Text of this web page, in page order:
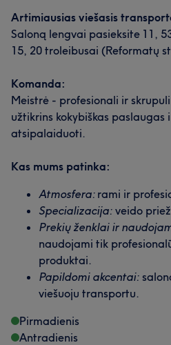
Artimiausias viešasis
Saloną lengvai pasieksite 11,
15, 20 troleibusai (Reformatų
Komanda:
Meistrė - profesionali ir
užtikrins kokybiškas paslaugas
atsipalaiduoti.
Kas mums patinka:
Atmosfera: rami ir
Specializacija: veido
Prekių ženklai ir
naudojami tik
produktai.
Papildomi akcentai:
viešuoju transportu.
Pirmadienis
Antradienis